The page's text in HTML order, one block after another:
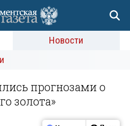
Новости
прогнозами о
золота»